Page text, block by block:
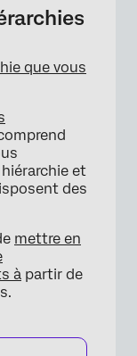
que vous
et
des
mettre en
à partir de